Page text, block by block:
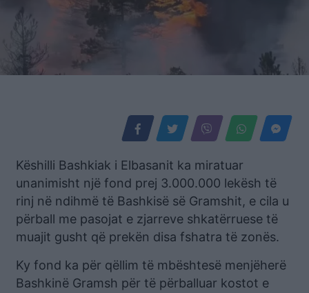
Këshilli Bashkiak i Elbasanit ka miratuar
unanimisht një fond prej 3.000.000 lekësh të
rinj në ndihmë të Bashkisë së Gramshit, e cila u
përball me pasojat e zjarreve shkatërruese të
muajit gusht që prekën disa fshatra të zonës.
Ky fond ka për qëllim të mbështesë menjëherë
Bashkinë Gramsh për të përballuar kostot e